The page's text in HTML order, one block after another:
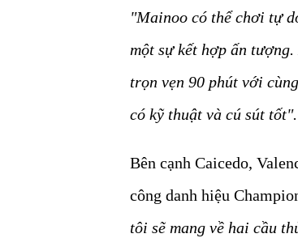
"Mainoo có thể chơi tự
một sự kết hợp ấn tượng.
trọn vẹn 90 phút với
có kỹ thuật và cú sút tốt".
Bên cạnh Caicedo,
công danh hiệu
tôi sẽ mang về hai cầu